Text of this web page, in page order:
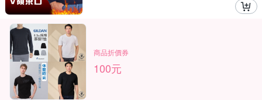
商品折價券
100元